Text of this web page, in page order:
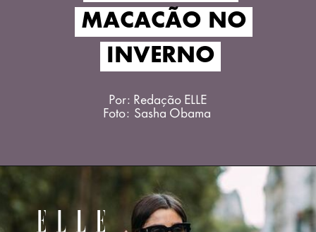
MACACÃO NO
INVERNO
MACACÃO NO
INVERNO
Por: Redação ELLE
Foto: Sasha Obama